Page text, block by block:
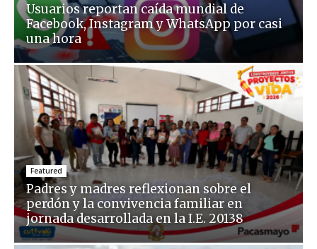
Usuarios reportan caída mundial de
Facebook, Instagram y WhatsApp por casi
una hora
Featured
Padres y madres reflexionan sobre el
perdón y la convivencia familiar en
jornada desarrollada en la I.E. 20138